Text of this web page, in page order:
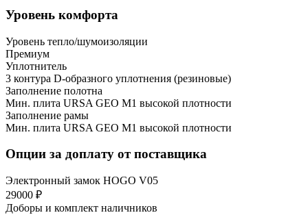
Уровень комфорта
Уровень тепло/шумоизоляции
Премиум
Уплотнитель
3 контура D-образного уплотнения (резиновые)
Заполнение полотна
Мин. плита URSA GEO М1 высокой плотности
Заполнение рамы
Мин. плита URSA GEO М1 высокой плотности
Опции за доплату от поставщика
Электронный замок HOGO V05
29000 ₽
Доборы и комплект наличников